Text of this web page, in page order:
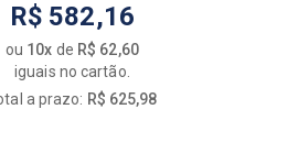
R$ 582,16
ou 10x de R$ 62,60
iguais no cartão.
a prazo: R$ 625,98